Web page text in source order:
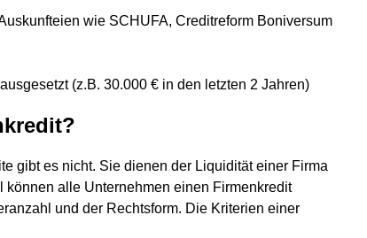
wie SCHUFA, Creditreform Boniversum
(z.B. 30.000 € in den letzten 2 Jahren)
gibt es nicht. Sie dienen der Liquidität einer Firma
alle Unternehmen einen Firmenkredit
und der Rechtsform. Die Kriterien einer